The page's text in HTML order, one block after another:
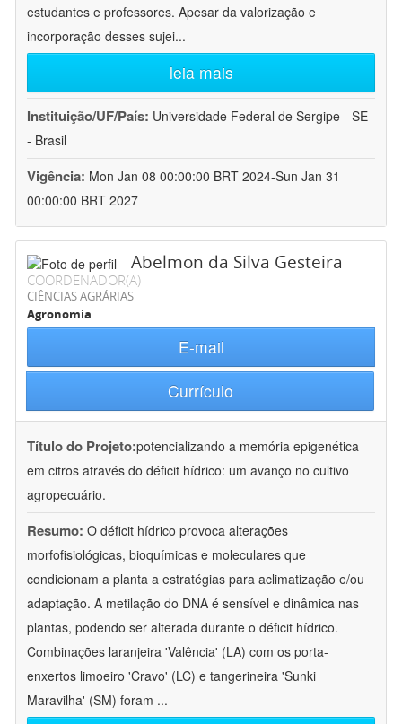
estudantes e professores. Apesar da valorização e
incorporação desses sujei...
leia mais
Instituição/UF/País: Universidade Federal de Sergipe - SE
- Brasil
Vigência: Mon Jan 08 00:00:00 BRT 2024-Sun Jan 31
00:00:00 BRT 2027
Abelmon da Silva Gesteira
COORDENADOR(A)
CIÊNCIAS AGRÁRIAS
Agronomia
E-mail
Currículo
Título do Projeto:potencializando a memória epigenética
em citros através do déficit hídrico: um avanço no cultivo
agropecuário.
Resumo: O déficit hídrico provoca alterações
morfofisiológicas, bioquímicas e moleculares que
condicionam a planta a estratégias para aclimatização e/ou
adaptação. A metilação do DNA é sensível e dinâmica nas
plantas, podendo ser alterada durante o déficit hídrico.
Combinações laranjeira 'Valência' (LA) com os porta-
enxertos limoeiro 'Cravo' (LC) e tangerineira 'Sunki
Maravilha' (SM) foram ...